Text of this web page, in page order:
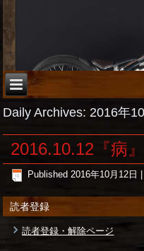
Daily Archives:2016年
2016.10.12『病
Published 2016年10月12日
読者登録
読者登録・解除ページ